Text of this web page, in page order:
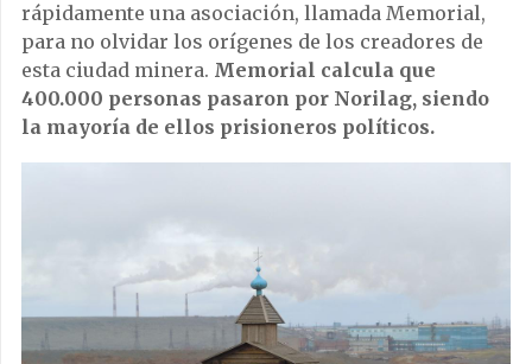
rápidamente una asociación, llamada Memorial,
para no olvidar los orígenes de los creadores de
esta ciudad minera. Memorial calcula que
400.000 personas pasaron por Norilag, siendo
la mayoría de ellos prisioneros políticos.